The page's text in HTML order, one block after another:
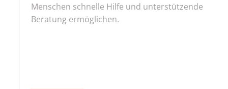
Menschen schnelle Hilfe und unterstützende
Beratung ermöglichen.